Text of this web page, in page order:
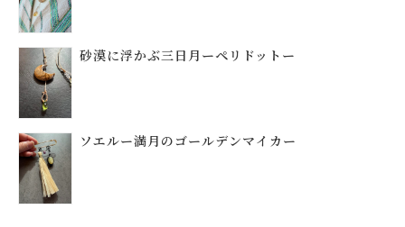
砂漠に浮かぶ三日月ーペリドットー
ソエルー満月のゴールデンマイカー